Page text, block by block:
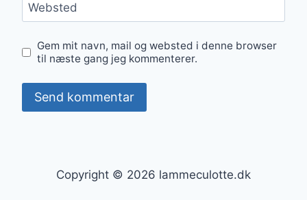
Websted
Gem mit navn, mail og websted i denne browser
til næste gang jeg kommenterer.
Copyright © 2026 lammeculotte.dk